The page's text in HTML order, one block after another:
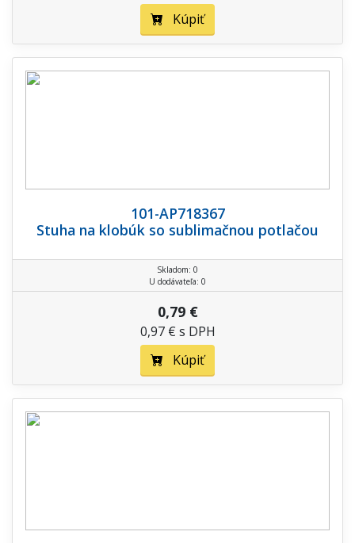
Kúpiť
101-AP718367
Stuha na klobúk so sublimačnou potlačou
Skladom: 0
U dodávateľa: 0
0,79 €
0,97 € s DPH
Kúpiť